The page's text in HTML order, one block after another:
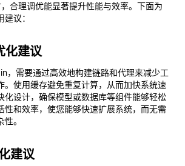
合理调优能显著提升性能与效率。下面为
议：
化建议
，需要通过高效地构建链路和代理来减少工
。使用缓存避免重复计算，从而加快系统速
化设计，确保模型或数据库等组件能够轻松
性和效率，使您能够快速扩展系统，而无需
。
建议